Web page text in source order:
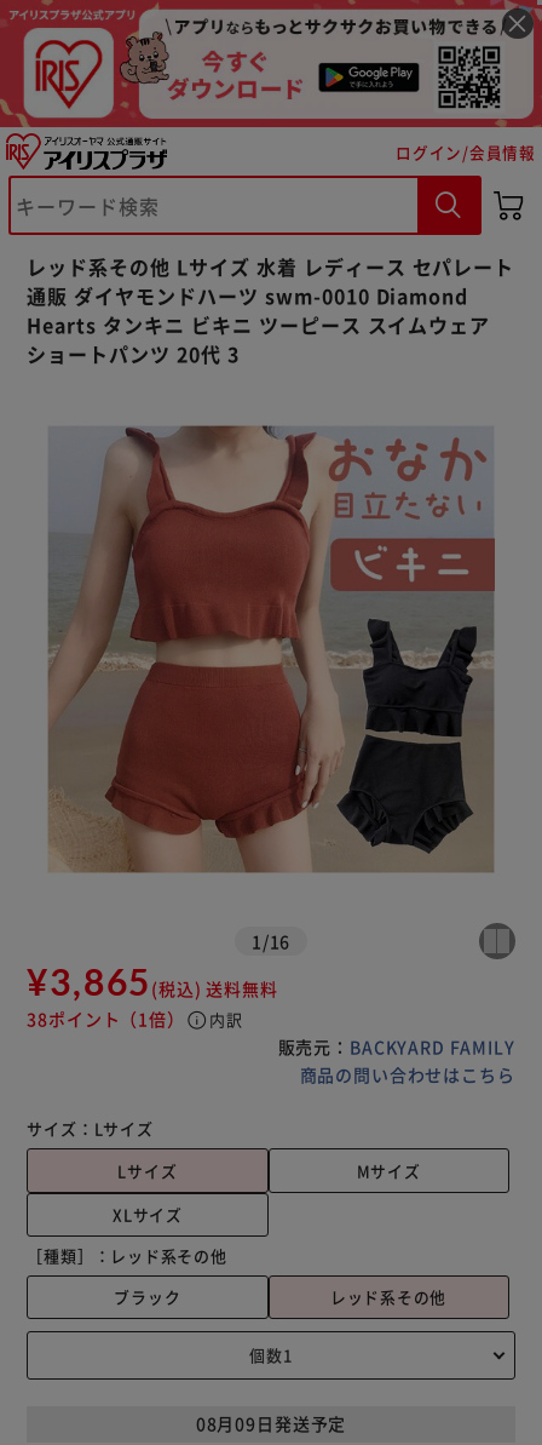
ログイン/会員情報
レッド系その他 Lサイズ 水着 レディース セパレート
通販 ダイヤモンドハーツ swm-0010 Diamond
Hearts タンキニ ビキニ ツーピース スイムウェア
ショートパンツ 20代 3
1 /16
¥3,865 (税込) 送料無料
38ポイント （1倍） info 内訳
販売元： BACKYARD FAMILY
商品の問い合わせはこちら
サイズ： Lサイズ
Lサイズ
Mサイズ
XLサイズ
［種類］： レッド系その他
ブラック
レッド系その他
08月09日発送予定
※ご確認ください
カートに入れる 購入手続きへ